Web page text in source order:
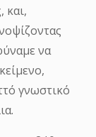
και,
να
γνωστικό